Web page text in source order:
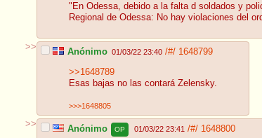
"En Odessa, debido a la falta d soldados y
Regional de Odessa: No hay violaciones del
>> Anónimo 01/03/22 23:40 /#/ 1648799
>>1648789
Esas bajas no las contará Zelensky.
>>>1648805
>> Anónimo OP 01/03/22 23:41 /#/ 1648800